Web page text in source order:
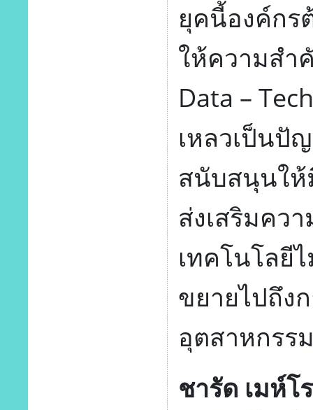
ยุคนี้องค์กร
ให้ความสำ
Data –
เหลวเป็นปั
สนับสนุนให้
ส่งเสริมคว
เทคโนโลยี
ขยายไปถึง
อุตสาหกรร
ชารัด เมห์โ